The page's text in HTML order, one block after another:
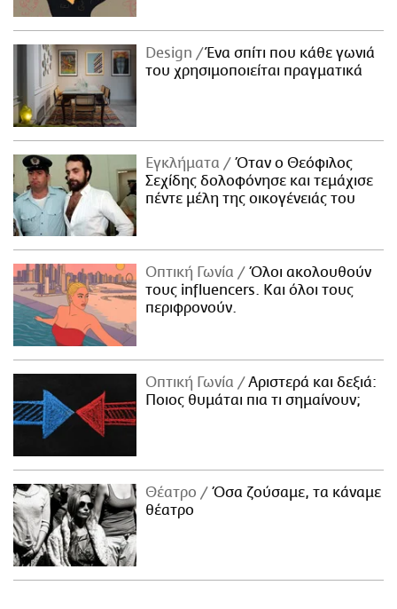
Design
Ένα σπίτι που κάθε γωνιά
του χρησιμοποιείται πραγματικά
Εγκλήματα
Όταν ο Θεόφιλος
Σεχίδης δολοφόνησε και τεμάχισε
πέντε μέλη της οικογένειάς του
Οπτική Γωνία
Όλοι ακολουθούν
τους influencers. Και όλοι τους
περιφρονούν.
Οπτική Γωνία
Αριστερά και δεξιά:
Ποιος θυμάται πια τι σημαίνουν;
Θέατρο
Όσα ζούσαμε, τα κάναμε
θέατρο